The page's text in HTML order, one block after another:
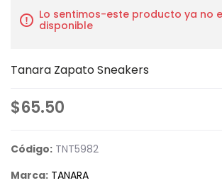
Lo sentimos-este producto ya no
disponible
Tanara Zapato Sneakers
$65.50
Código: TNT5982
Marca: TANARA